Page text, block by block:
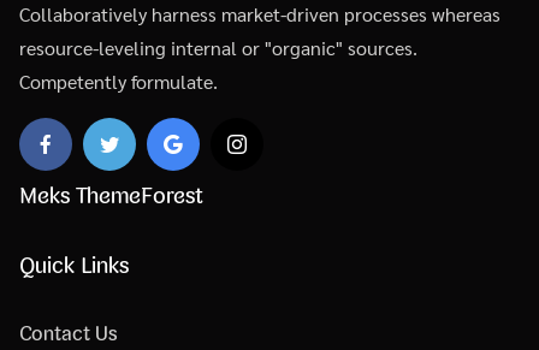
Collaboratively harness market-driven processes whereas
resource-leveling internal or "organic" sources.
Competently formulate.
Meks ThemeForest
Quick Links
Contact Us